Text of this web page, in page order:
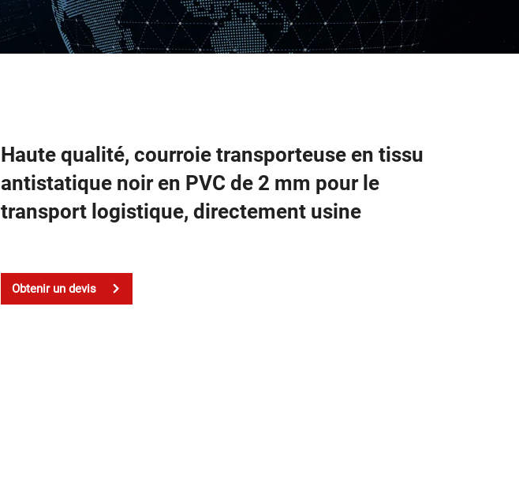
Haute qualité, courroie transporteuse en tissu
antistatique noir en PVC de 2 mm pour le
transport logistique, directement usine
Obtenir un devis